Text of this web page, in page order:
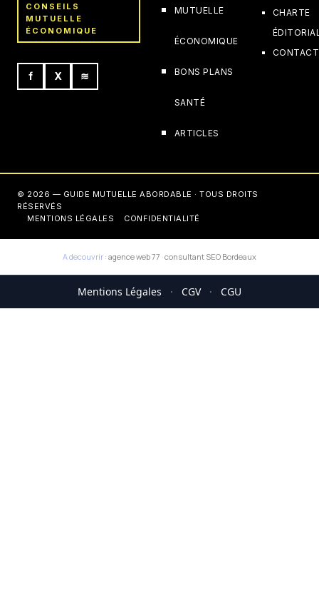
CONSEILS
MUTUELLE
ÉCONOMIQUE
f X ≋
MUTUELLE
ÉCONOMIQUE
BONS PLANS
SANTÉ
ARTICLES
CHARTE
CONTACT
© 2026 — GUIDE MUTUELLE ABORDABLE · TOUS DROITS
RÉSERVÉS
MENTIONS LÉGALES
CONFIDENTIALITÉ
A decouvrir : agence web 77 ·consultant SEO Bordeaux
Mentions Légales · CGV · CGU